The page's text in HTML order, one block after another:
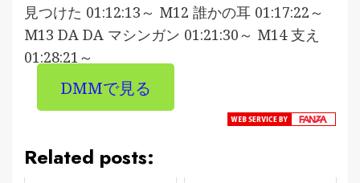
見つけた 01:12:13～ M12 誰かの耳 01:17:22～
M13 DA DA マシンガン 01:21:30～ M14 支え
01:28:21～
DMMで見る
Related posts: